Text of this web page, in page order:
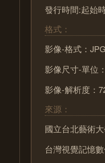
發行時間:起始
格式：
影像-格式：
影像尺寸-單位
影像-解析度：
來源：
國立台北藝術
台灣視覺記憶